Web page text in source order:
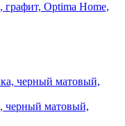
Optima Home,
черный матовый,